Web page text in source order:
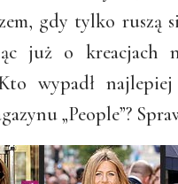
gdy tylko ruszą
już o kreacjach
wypadł
„People”?